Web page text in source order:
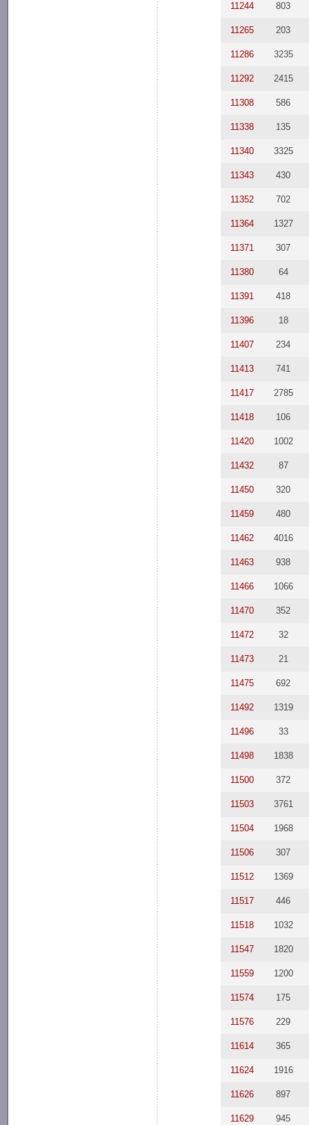
11244 803
11265 203
11286 3235
11292 2415
11308 586
11338 135
11340 3325
11343 430
11352 702
11364 1327
11371 307
11380 64
11391 418
11396 18
11407 234
11413 741
11417 2785
11418 106
11420 1002
11432 87
11450 320
11459 480
11462 4016
11463 938
11466 1066
11470 352
11472 32
11473 21
11475 692
11492 1319
11496 33
11498 1838
11500 372
11503 3761
11504 1968
11506 307
11512 1369
11517 446
11518 1032
11547 1820
11559 1200
11574 175
11576 229
11614 365
11624 1916
11626 897
11629 945